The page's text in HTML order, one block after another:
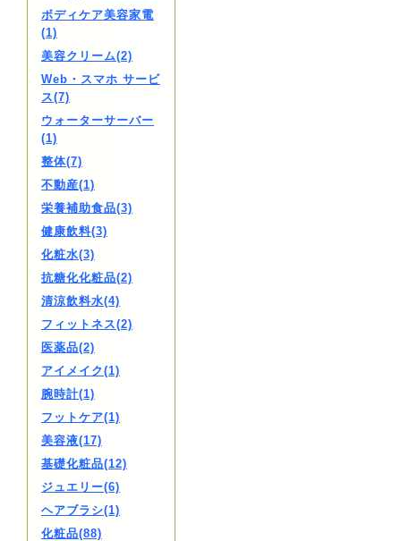
ボディケア美容家電
(1)
美容クリーム(2)
Web・スマホ サービ
ス(7)
ウォーターサーバー
(1)
整体(7)
不動産(1)
栄養補助食品(3)
健康飲料(3)
化粧水(3)
抗糖化化粧品(2)
清涼飲料水(4)
フィットネス(2)
医薬品(2)
アイメイク(1)
腕時計(1)
フットケア(1)
美容液(17)
基礎化粧品(12)
ジュエリー(6)
ヘアブラシ(1)
化粧品(88)